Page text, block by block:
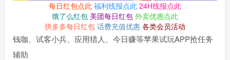
每日红包点此 福利线报点此 24H线报点此
饿了么红包 美团每日红包 外卖优惠点此
拼多多每日红包 话费充值优惠 各类会员活动
钱咖、试客小兵、应用猎人、今日赚等苹果试玩APP抢任务
辅助